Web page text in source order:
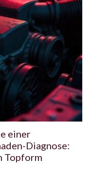
einer
Diagnose:
Topform